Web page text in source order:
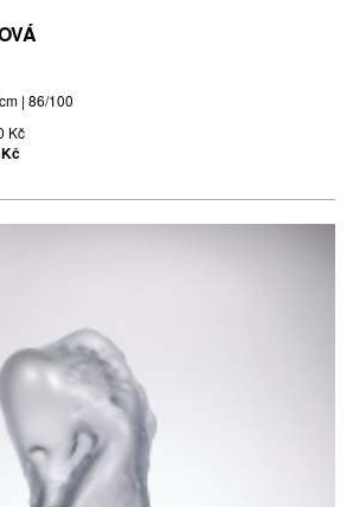
| 86/100
Kč